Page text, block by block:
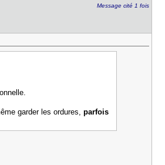
Message cité 1 fois
garder les ordures, parfois